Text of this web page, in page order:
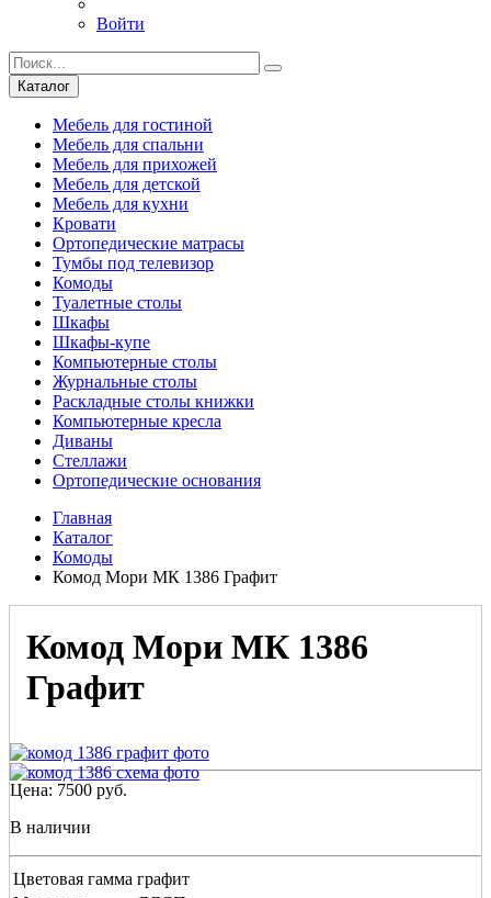
Войти
Каталог
Мебель для гостиной
Мебель для спальни
Мебель для прихожей
Мебель для детской
Мебель для кухни
Кровати
Ортопедические матрасы
Тумбы под телевизор
Комоды
Туалетные столы
Шкафы
Шкафы-купе
Компьютерные столы
Журнальные столы
Раскладные столы книжки
Компьютерные кресла
Диваны
Стеллажи
Ортопедические основания
Главная
Каталог
Комоды
Комод Мори МК 1386 Графит
Комод Мори МК 1386
Графит
Цена: 7500 руб.
В наличии
Цветовая гамма графит